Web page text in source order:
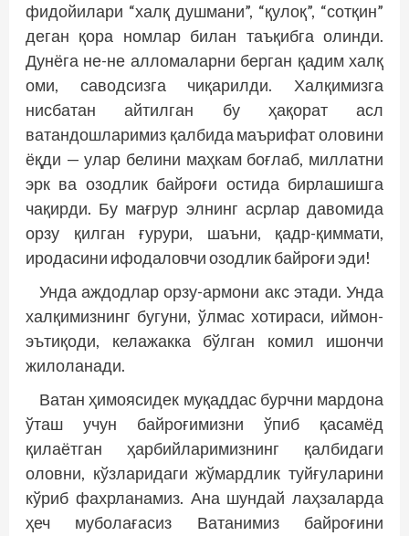
фидойилари “халқ душмани”, “қулоқ”, “сотқин”
деган қора номлар билан таъқибга олинди.
Дунёга не-не алломаларни берган қадим халқ
оми, саводсизга чиқарилди. Халқимизга
нисбатан айтилган бу ҳақорат асл
ватандошларимиз қалбида маърифат оловини
ёқди — улар белини маҳкам боғлаб, миллатни
эрк ва озодлик байроғи остида бирлашишга
чақирди. Бу мағрур элнинг асрлар давомида
орзу қилган ғурури, шаъни, қадр-қиммати,
иродасини ифодаловчи озодлик байроғи эди!
Унда аждодлар орзу-армони акс этади. Унда
халқимизнинг бугуни, ўлмас хотираси, иймон-
эътиқоди, келажакка бўлган комил ишончи
жилоланади.
Ватан ҳимоясидек муқаддас бурчни мардона
ўташ учун байроғимизни ўпиб қасамёд
қилаётган ҳарбийларимизнинг қалбидаги
оловни, кўзларидаги жўмардлик туйғуларини
кўриб фахрланамиз. Ана шундай лаҳзаларда
ҳеч муболағасиз Ватанимиз байроғини